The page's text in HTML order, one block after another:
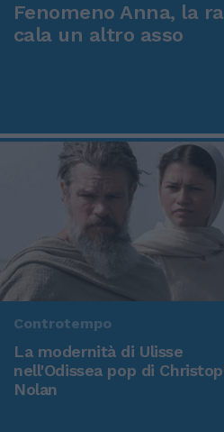
Fenomeno Anna, la
cala un altro asso
Controtempo
La modernità di Ulisse
nell'Odissea pop di
Nolan